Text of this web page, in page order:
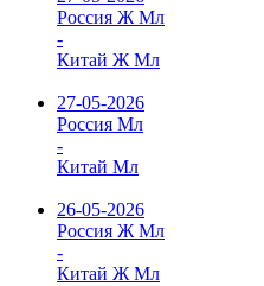
Россия Ж Мл
-
Китай Ж Мл
27-05-2026
Россия Мл
-
Китай Мл
26-05-2026
Россия Ж Мл
-
Китай Ж Мл